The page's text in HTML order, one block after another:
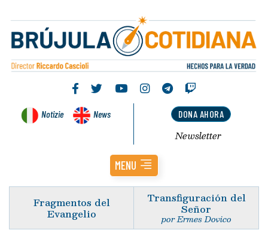
Notizie News DONA AHORA
Newsletter
MENU
Fragmentos del
Evangelio
Transfiguración del
Señor
por Ermes Dovico